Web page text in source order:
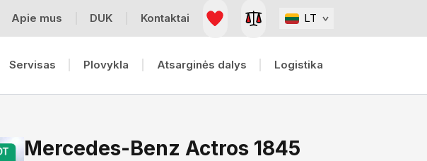
Apie mus DUK Kontaktai LT
Servisas Plovykla Atsarginės dalys Logistika
Mercedes-Benz Actros 1845